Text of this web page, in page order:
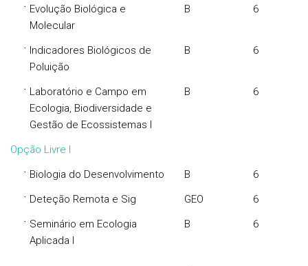
· Evolução Biológica e
Molecular
B 6
· Indicadores Biológicos de
Poluição
B 6
· Laboratório e Campo em
Ecologia, Biodiversidade e
Gestão de Ecossistemas I
B 6
Opção Livre I
· Biologia do Desenvolvimento B 6
· Deteção Remota e Sig GEO 6
· Seminário em Ecologia
Aplicada I
B 6